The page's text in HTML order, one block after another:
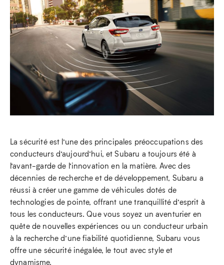
La sécurité est l’une des principales préoccupations des
conducteurs d’aujourd’hui, et Subaru a toujours été à
l’avant-garde de l’innovation en la matière. Avec des
décennies de recherche et de développement, Subaru a
réussi à créer une gamme de véhicules dotés de
technologies de pointe, offrant une tranquillité d’esprit à
tous les conducteurs. Que vous soyez un aventurier en
quête de nouvelles expériences ou un conducteur urbain
à la recherche d’une fiabilité quotidienne, Subaru vous
offre une sécurité inégalée, le tout avec style et
dynamisme.